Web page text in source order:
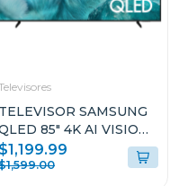
TELEVISOR SAMSUNG
85" 4K AI VISION
ONE UI TIZEN
$1,199.99